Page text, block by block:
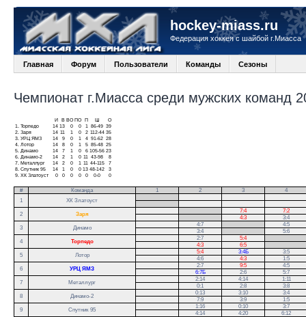
hockey-miass.ru
Федерация хоккея с шайбой г.Миасса
Главная Форум Пользователи Команды Сезоны
Чемпионат г.Миасса среди мужских команд
И В ВО ПО П
О
1.
Торпедо 14 13 0 0 1 86-49 39
2. Заря 14 11 1 0 2 112-44 35
3. УРЦ ЯМЗ 14 9 0 1 4 91-62 28
4. Лотор 14 8 0 1 5 85-48 25
5.
Динамо 14 7 1 0 6 105-56 23
6.
Динамо-2 14 2 1 0 11 43-98
8
7.
Металлург 14 2 0 1 11 44-115
7
8. Спутник 95 14 1 0 0 13 48-142
3
9. ХК Златоуст 0 0 0 0 0 0-0 0
# Команда 1 2 3
4
1
ХК Златоуст
2
Заря
7:4
7:2
4:3
3:4
3
Динамо
4:7
4:5
3:4
5:6
4
Торпедо
2:7 5:4
4:3
6:5
5
Лотор
5:4 3:4Б
3:5
4:6
4:3
1:5
6
УРЦ ЯМЗ
2:7 9:5
4:5
6:7Б
2:6
5:7
7
Металлург
2:14 4:14
1:11
0:1
2:8
3:8
8
Динамо-2
0:13 3:10
3:4
7:9
3:9
1:5
9
Спутник 95
1:16 0:10
3:7
4:14
4:20 6:12